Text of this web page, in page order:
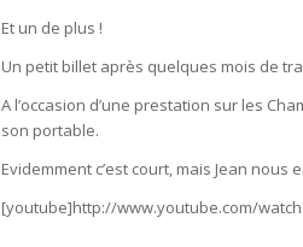
Et un de plus !
Un petit billet après quelques mois de
A l’occasion d’une prestation sur les
son portable.
Evidemment c’est court, mais Jean
[youtube]http://www.youtube.com/